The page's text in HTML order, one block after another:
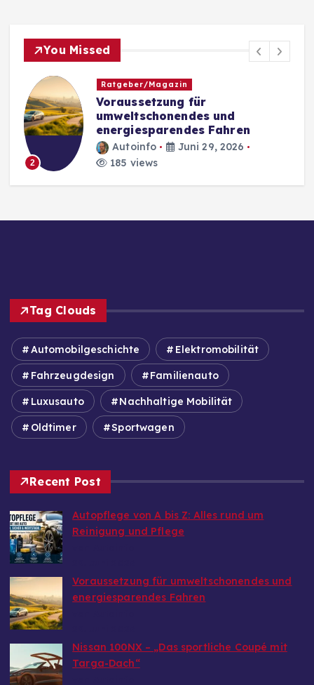
You Missed
2
Ratgeber/Magazin
Voraussetzung für
umweltschonendes und
energiesparendes Fahren
Autoinfo
Juni 29, 2026
185 views
Tag Clouds
Automobilgeschichte Elektromobilität
Fahrzeugdesign Familienauto
Luxusauto Nachhaltige Mobilität
Oldtimer Sportwagen
Recent Post
Autopflege von A bis Z: Alles rund um
Reinigung und Pflege
Voraussetzung für umweltschonendes und
energiesparendes Fahren
Nissan 100NX – „Das sportliche Coupé mit
Targa-Dach“